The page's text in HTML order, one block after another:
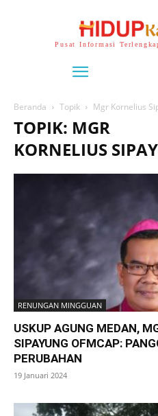
Pusat Informasi
Beranda Topik Mgr Kornelius
TOPIK: MGR
KORNELIUS
RENUNGAN MINGGUAN
USKUP AGUNG MEDAN,
SIPAYUNG OFMCAP:
PERUBAHAN
19 Januari 2024